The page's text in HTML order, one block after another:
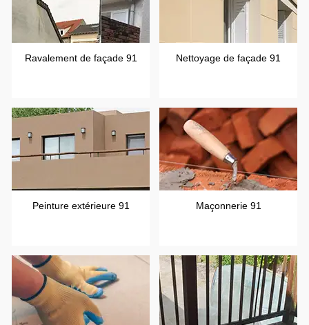
Ravalement de façade 91 Nettoyage de façade 91
Peinture extérieure 91 Maçonnerie 91